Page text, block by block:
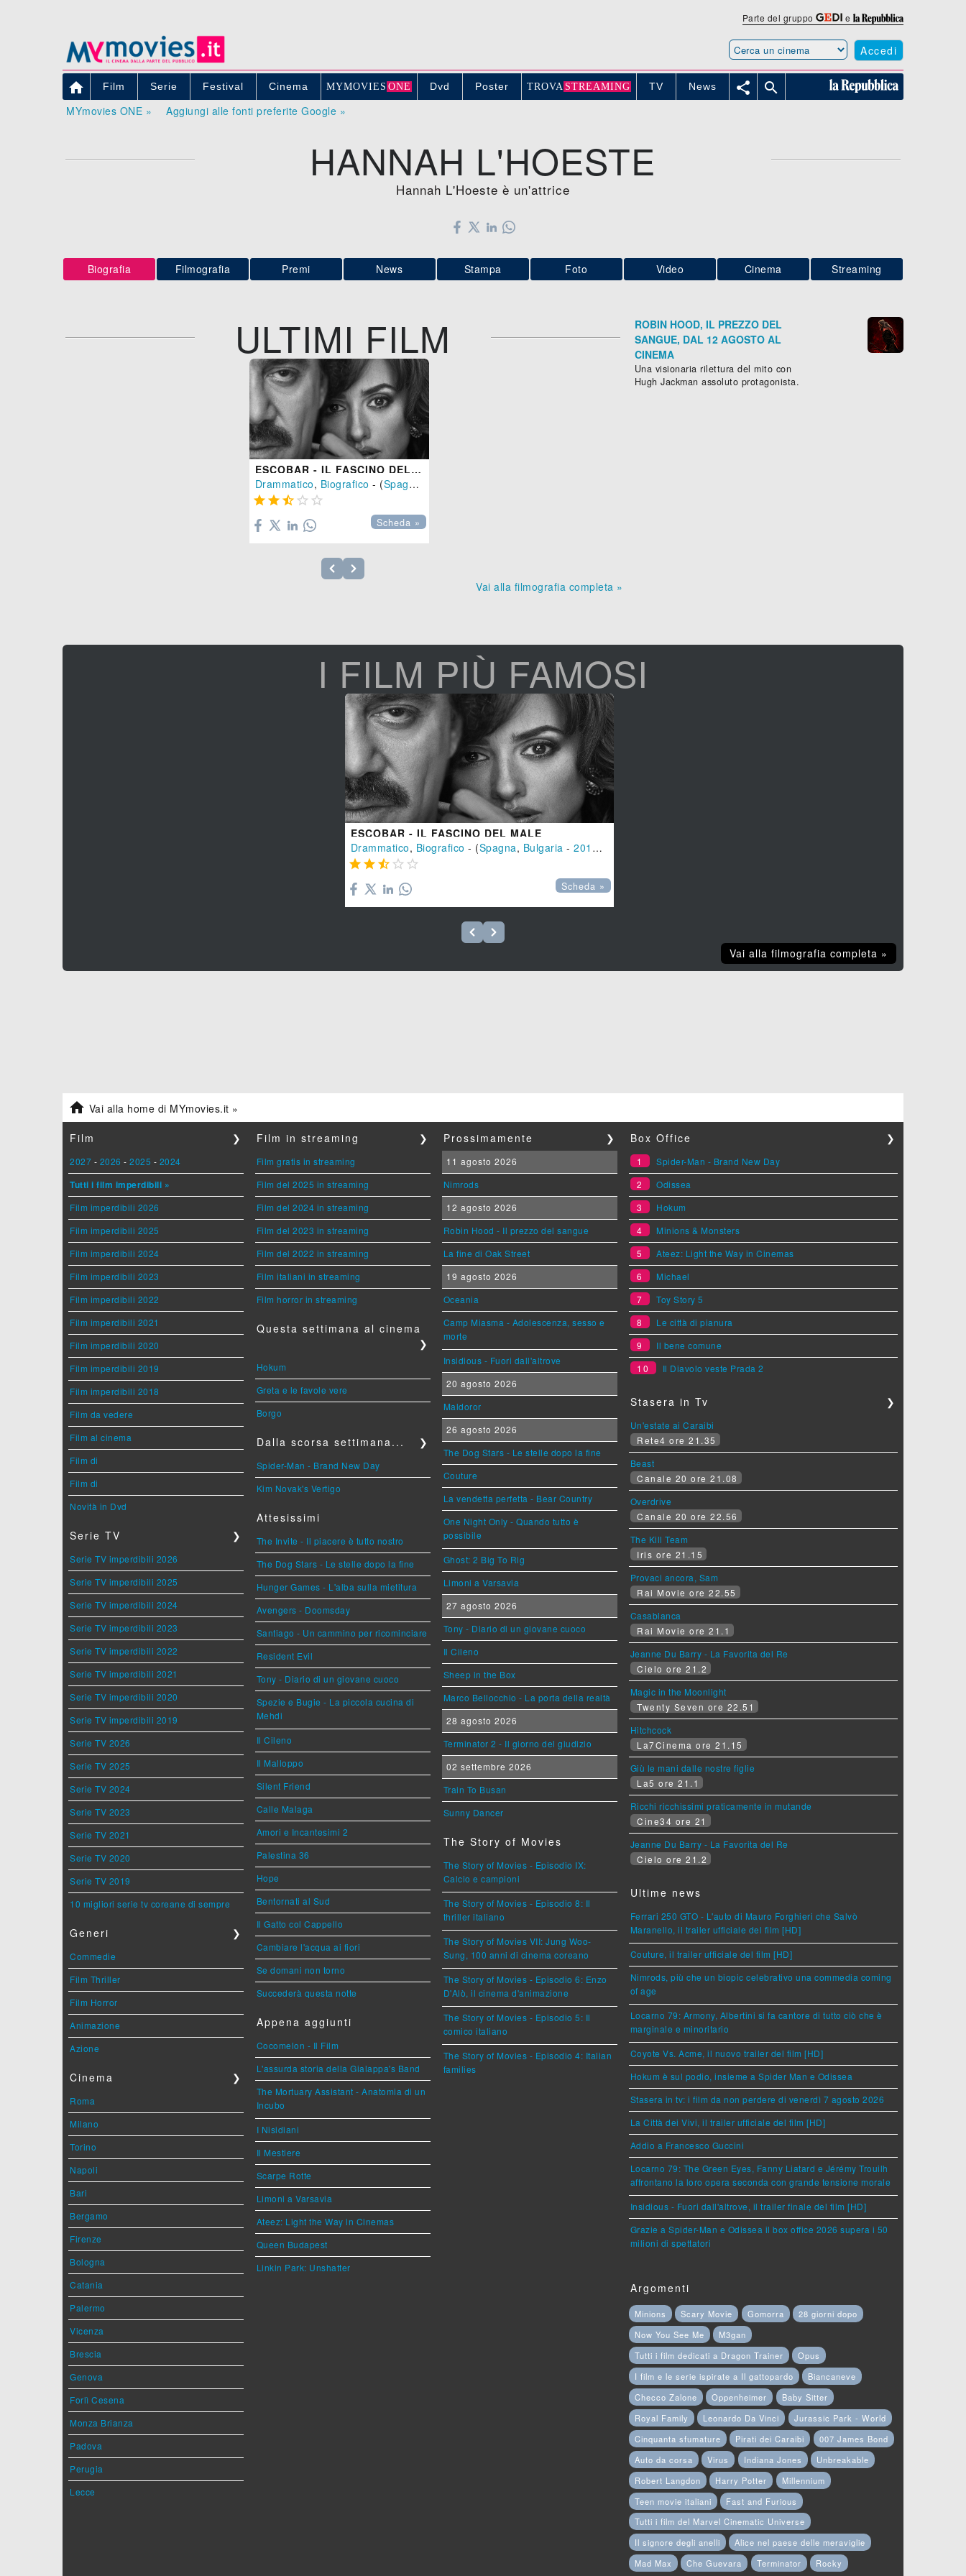
Parte del gruppo e
Accedi
 Film Serie Festival Cinema MYMOVIE S ONE Dvd Poster TROVA STREAMING TV News  
MYmovies ONE » Aggiungi alle fonti preferite Google »
HANNAH L'HOESTE
Hannah L'Hoeste è un'attrice
Biografia Filmografia Premi News Stampa Foto Video Cinema Streaming
ULTIMI FILM
ESCOBAR - IL FASCINO DEL MALE
Drammatico, Biografico - (Spagna
    
Scheda »
Vai alla filmografia completa »
ROBIN HOOD, IL PREZZO DEL
SANGUE, DAL 12 AGOSTO AL
CINEMA
Una visionaria rilettura del mito con
Hugh Jackman assoluto protagonista.
I FILM PIÙ FAMOSI
ESCOBAR - IL FASCINO DEL MALE
Drammatico, Biografico - (Spagna, Bulgaria -2017
), 123 min.
    
Scheda »
Vai alla filmografia completa »
 Vai alla home di MYmovies.it »
Film ❯
2027 - 2026 - 2025 - 2024
Tutti i film imperdibili »
Film imperdibili 2026
Film imperdibili 2025
Film imperdibili 2024
Film imperdibili 2023
Film imperdibili 2022
Film imperdibili 2021
Film imperdibili 2020
Film imperdibili 2019
Film imperdibili 2018
Film da vedere
Film al cinema
Film di
Film di
Novità in Dvd
Serie TV ❯
Serie TV imperdibili 2026
Serie TV imperdibili 2025
Serie TV imperdibili 2024
Serie TV imperdibili 2023
Serie TV imperdibili 2022
Serie TV imperdibili 2021
Serie TV imperdibili 2020
Serie TV imperdibili 2019
Serie TV 2026
Serie TV 2025
Serie TV 2024
Serie TV 2023
Serie TV 2021
Serie TV 2020
Serie TV 2019
10 migliori serie tv coreane di sempre
Generi ❯
Commedie
Film Thriller
Film Horror
Animazione
Azione
Cinema ❯
Roma
Milano
Torino
Napoli
Bari
Bergamo
Firenze
Bologna
Catania
Palermo
Vicenza
Brescia
Genova
Forlì Cesena
Monza Brianza
Padova
Perugia
Lecce
Film in streaming ❯
Film gratis in streaming
Film del 2025 in streaming
Film del 2024 in streaming
Film del 2023 in streaming
Film del 2022 in streaming
Film italiani in streaming
Film horror in streaming
Questa settimana al cinema
❯
Hokum
Greta e le favole vere
Borgo
Dalla scorsa settimana... ❯
Spider-Man - Brand New Day
Kim Novak's Vertigo
Attesissimi
The Invite - Il piacere è tutto nostro
The Dog Stars - Le stelle dopo la fine
Hunger Games - L'alba sulla mietitura
Avengers - Doomsday
Santiago - Un cammino per ricominciare
Resident Evil
Tony - Diario di un giovane cuoco
Spezie e Bugie - La piccola cucina di
Mehdi
Il Cileno
Il Malloppo
Silent Friend
Calle Malaga
Amori e Incantesimi 2
Palestina 36
Hope
Bentornati al Sud
Il Gatto col Cappello
Cambiare l'acqua ai fiori
Se domani non torno
Succederà questa notte
Appena aggiunti
Cocomelon - Il Film
L'assurda storia della Gialappa's Band
The Mortuary Assistant - Anatomia di un
Incubo
I Nisidiani
Il Mestiere
Scarpe Rotte
Limoni a Varsavia
Ateez: Light the Way in Cinemas
Queen Budapest
Linkin Park: Unshatter
Prossimamente ❯
11 agosto 2026
Nimrods
12 agosto 2026
Robin Hood - Il prezzo del sangue
La fine di Oak Street
19 agosto 2026
Oceania
Camp Miasma - Adolescenza, sesso e
morte
Insidious - Fuori dall'altrove
20 agosto 2026
Maldoror
26 agosto 2026
The Dog Stars - Le stelle dopo la fine
Couture
La vendetta perfetta - Bear Country
One Night Only - Quando tutto è
possibile
Ghost: 2 Big To Rig
Limoni a Varsavia
27 agosto 2026
Tony - Diario di un giovane cuoco
Il Cileno
Sheep in the Box
Marco Bellocchio - La porta della realtà
28 agosto 2026
Terminator 2 - Il giorno del giudizio
02 settembre 2026
Train To Busan
Sunny Dancer
The Story of Movies
The Story of Movies - Episodio IX:
Calcio e campioni
The Story of Movies - Episodio 8: Il
thriller italiano
The Story of Movies VII: Jung Woo-
Sung, 100 anni di cinema coreano
The Story of Movies - Episodio 6: Enzo
D'Alò, il cinema d'animazione
The Story of Movies - Episodio 5: Il
comico italiano
The Story of Movies - Episodio 4: Italian
families
Box Office ❯
1
Spider-Man - Brand New Day
2
Odissea
3
Hokum
4
Minions & Monsters
5
Ateez: Light the Way in Cinemas
6
Michael
7
Toy Story 5
8
Le città di pianura
9
Il bene comune
10
Il Diavolo veste Prada 2
Stasera in Tv ❯
Un'estate ai Caraibi
Rete4 ore 21.35
Beast
Canale 20 ore 21.08
Overdrive
Canale 20 ore 22.56
The Kill Team
Iris ore 21.15
Provaci ancora, Sam
Rai Movie ore 22.55
Casablanca
Rai Movie ore 21.1
Jeanne Du Barry - La Favorita del Re
Cielo ore 21.2
Magic in the Moonlight
Twenty Seven ore 22.51
Hitchcock
La7Cinema ore 21.15
Giù le mani dalle nostre figlie
La5 ore 21.1
Ricchi ricchissimi praticamente in mutande
Cine34 ore 21
Jeanne Du Barry - La Favorita del Re
Cielo ore 21.2
Ultime news
Ferrari 250 GTO - L'auto di Mauro Forghieri che Salvò
Maranello, il trailer ufficiale del film [HD]
Couture, il trailer ufficiale del film [HD]
Nimrods, più che un biopic celebrativo una commedia coming
of age
Locarno 79: Armony, Albertini si fa cantore di tutto ciò che è
marginale e minoritario
Coyote Vs. Acme, il nuovo trailer del film [HD]
Hokum è sul podio, insieme a Spider Man e Odissea
Stasera in tv: i film da non perdere di venerdì 7 agosto 2026
La Città dei Vivi, il trailer ufficiale del film [HD]
Addio a Francesco Guccini
Locarno 79: The Green Eyes, Fanny Liatard e Jérémy Trouilh
affrontano la loro opera seconda con grande tensione morale
Insidious - Fuori dall'altrove, il trailer finale del film [HD]
Grazie a Spider-Man e Odissea il box office 2026 supera i 50
milioni di spettatori
Argomenti
Minions Scary Movie Gomorra
28 giorni dopo
Now You See Me
M3gan
Tutti i film dedicati a Dragon Trainer
Opus
I film e le serie ispirate a Il gattopardo
Biancaneve
Checco Zalone
Oppenheimer
Baby Sitter
Royal Family
Leonardo Da Vinci
Jurassic Park - World
Cinquanta sfumature
Pirati dei Caraibi
007 James Bond
Auto da corsa
Virus Indiana Jones
Unbreakable
Robert Langdon
Harry Potter
Millennium
Teen movie italiani
Fast and Furious
Tutti i film del Marvel Cinematic Universe
Il signore degli anelli
Alice nel paese delle meraviglie
Mad Max
Che Guevara Terminator Rocky